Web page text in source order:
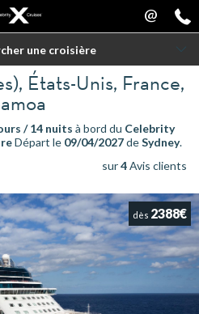
@
une croisière
États-Unis, France,
/ 14 nuits à bord du Celebrity
Départ le 09/04/2027deSydney.
sur4Avis clients
dès 2388€